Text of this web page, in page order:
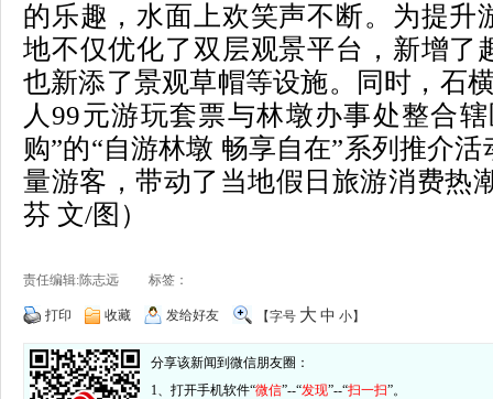
的乐趣，水面上欢笑声不断。为提升
地不仅优化了双层观景平台，新增了
也新添了景观草帽等设施。同时，石
人99元游玩套票与林墩办事处整合
购”的“自游林墩 畅享自在”系列推介
量游客，带动了当地假日旅游消费热
芬 文/图）
责任编辑:陈志远 标签：
打印 收藏 发给好友 【字号 大 中 小】
分享该新闻到微信朋友圈：
1、打开手机软件“微信”--“发现”--“扫一扫”。